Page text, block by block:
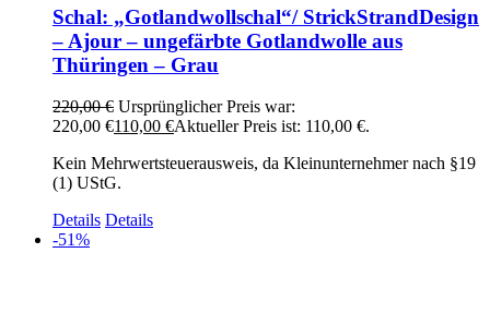
Schal: „Gotlandwollschal“/ StrickStrandDesign
– Ajour – ungefärbte Gotlandwolle aus
Thüringen – Grau
220,00€ Ursprünglicher Preis war:
220,00 €110,00 €Aktueller Preis ist: 110,00 €.
Kein Mehrwertsteuerausweis, da Kleinunternehmer nach §19
(1) UStG.
Details Details
-51%